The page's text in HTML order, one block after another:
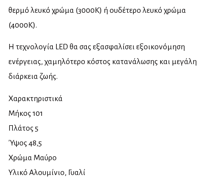
θερμό λευκό χρώμα (3000K) ή ουδέτερο λευκό χρώμα
(4000K).
Η τεχνολογία LED θα σας εξασφαλίσει εξοικονόμηση
ενέργειας, χαμηλότερο κόστος κατανάλωσης και μεγάλη
διάρκεια ζωής.
Χαρακτηριστικά
Μήκος 101
Πλάτος 5
Ύψος 48,5
Χρώμα Μαύρο
Υλικό Αλουμίνιο, Γυαλί